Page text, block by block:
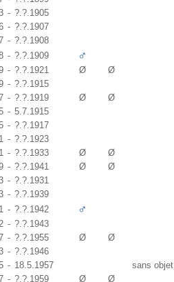
- ?.?.1905
- ?.?.1907
- ?.?.1908
- ?.?.1909 ♂
- ?.?.1921 Ø
Ø
- ?.?.1915
- ?.?.1919 Ø
Ø
- 5.7.1915
- ?.?.1917
- ?.?.1923
- ?.?.1933 Ø
Ø
- ?.?.1941 Ø
Ø
- ?.?.1931
- ?.?.1939
- ?.?.1942 ♂
- ?.?.1943
- ?.?.1955 Ø
Ø
- ?.?.1946
- 18.5.1957
sans objet
- ?.?.1959 Ø
Ø